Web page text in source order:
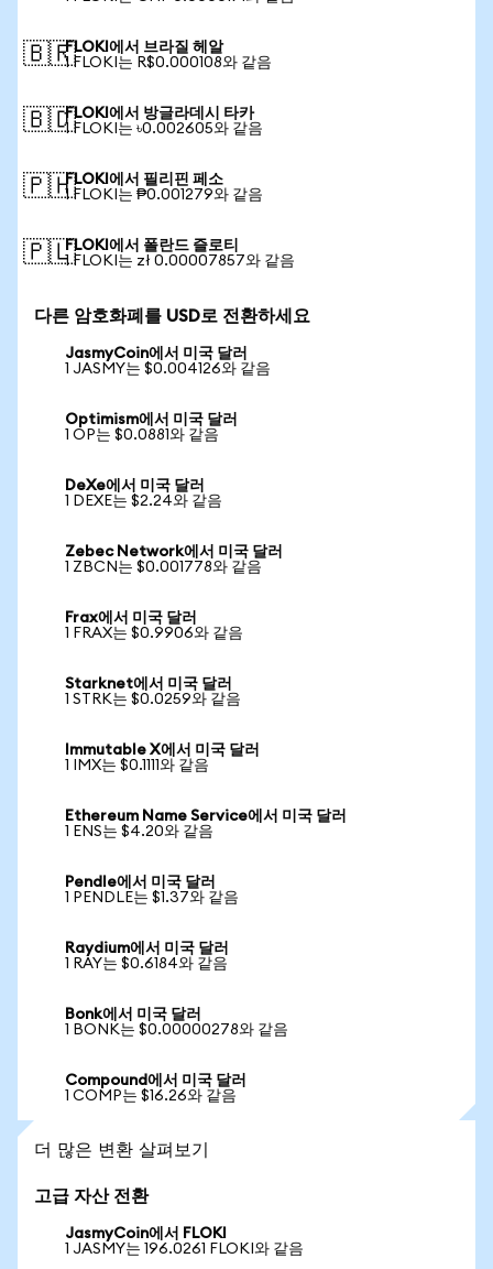
🇧🇷FLOKI에서 브라질 헤알
1 FLOKI는 R$0.000108와 같음
🇧🇩FLOKI에서 방글라데시 타카
1 FLOKI는 ৳0.002605와 같음
🇵🇭FLOKI에서 필리핀 페소
1 FLOKI는 ₱0.001279와 같음
🇵🇱FLOKI에서 폴란드 즐로티
1 FLOKI는 zł 0.00007857와 같음
다른 암호화폐를 USD로 전환하세요
JasmyCoin에서 미국 달러
1 JASMY는 $0.004126와 같음
Optimism에서 미국 달러
1 OP는 $0.0881와 같음
DeXe에서 미국 달러
1 DEXE는 $2.24와 같음
Zebec Network에서 미국 달러
1 ZBCN는 $0.001778와 같음
Frax에서 미국 달러
1 FRAX는 $0.9906와 같음
Starknet에서 미국 달러
1 STRK는 $0.0259와 같음
Immutable X에서 미국 달러
1 IMX는 $0.1111와 같음
Ethereum Name Service에서 미국 달러
1 ENS는 $4.20와 같음
Pendle에서 미국 달러
1 PENDLE는 $1.37와 같음
Raydium에서 미국 달러
1 RAY는 $0.6184와 같음
Bonk에서 미국 달러
1 BONK는 $0.00000278와 같음
Compound에서 미국 달러
1 COMP는 $16.26와 같음
더 많은 변환 살펴보기
고급 자산 전환
JasmyCoin에서 FLOKI
1 JASMY는 196.0261 FLOKI와 같음